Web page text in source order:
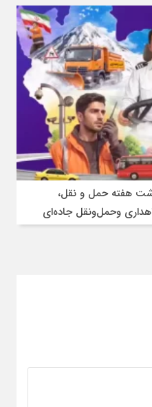
هفته حمل و نقل،
وحمل‌ونقل جاده‌ای